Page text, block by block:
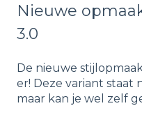
Nieuwe
3.0
De nieuwe
er! Deze variant staat
maar kan je wel zelf